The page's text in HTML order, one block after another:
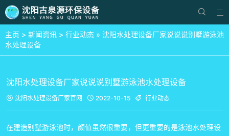


主页 > 新闻资讯 > 行业动态 » 沈阳水处理设备厂家说说说别墅游泳池
水处理设备
沈阳水处理设备厂家说说说别墅游泳池水处理设备
 沈阳水处理设备厂家官网  2022-10-15  行业动态
在建造别墅游泳池时，颜值虽然很重要，但更重要的是泳池水处理设